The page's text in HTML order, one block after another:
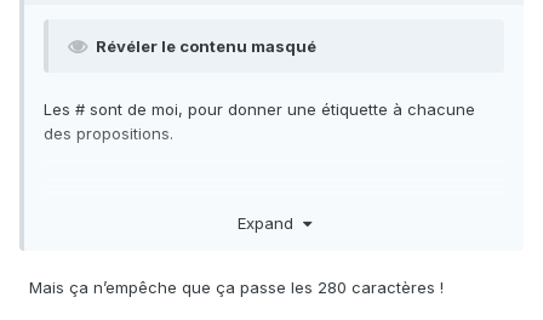
Révéler le contenu masqué
Les # sont de moi, pour donner une étiquette à chacune
des propositions.
Expand
Mais ça n’empêche que ça passe les 280 caractères !